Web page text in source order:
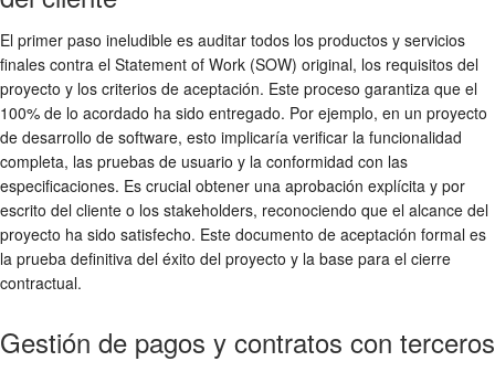
El primer paso ineludible es auditar todos los productos y servicios
finales contra el Statement of Work (SOW) original, los requisitos del
proyecto y los criterios de aceptación. Este proceso garantiza que el
100% de lo acordado ha sido entregado. Por ejemplo, en un proyecto
de desarrollo de software, esto implicaría verificar la funcionalidad
completa, las pruebas de usuario y la conformidad con las
especificaciones. Es crucial obtener una aprobación explícita y por
escrito del cliente o los stakeholders, reconociendo que el alcance del
proyecto ha sido satisfecho. Este documento de aceptación formal es
la prueba definitiva del éxito del proyecto y la base para el cierre
contractual.
Gestión de pagos y contratos con terceros